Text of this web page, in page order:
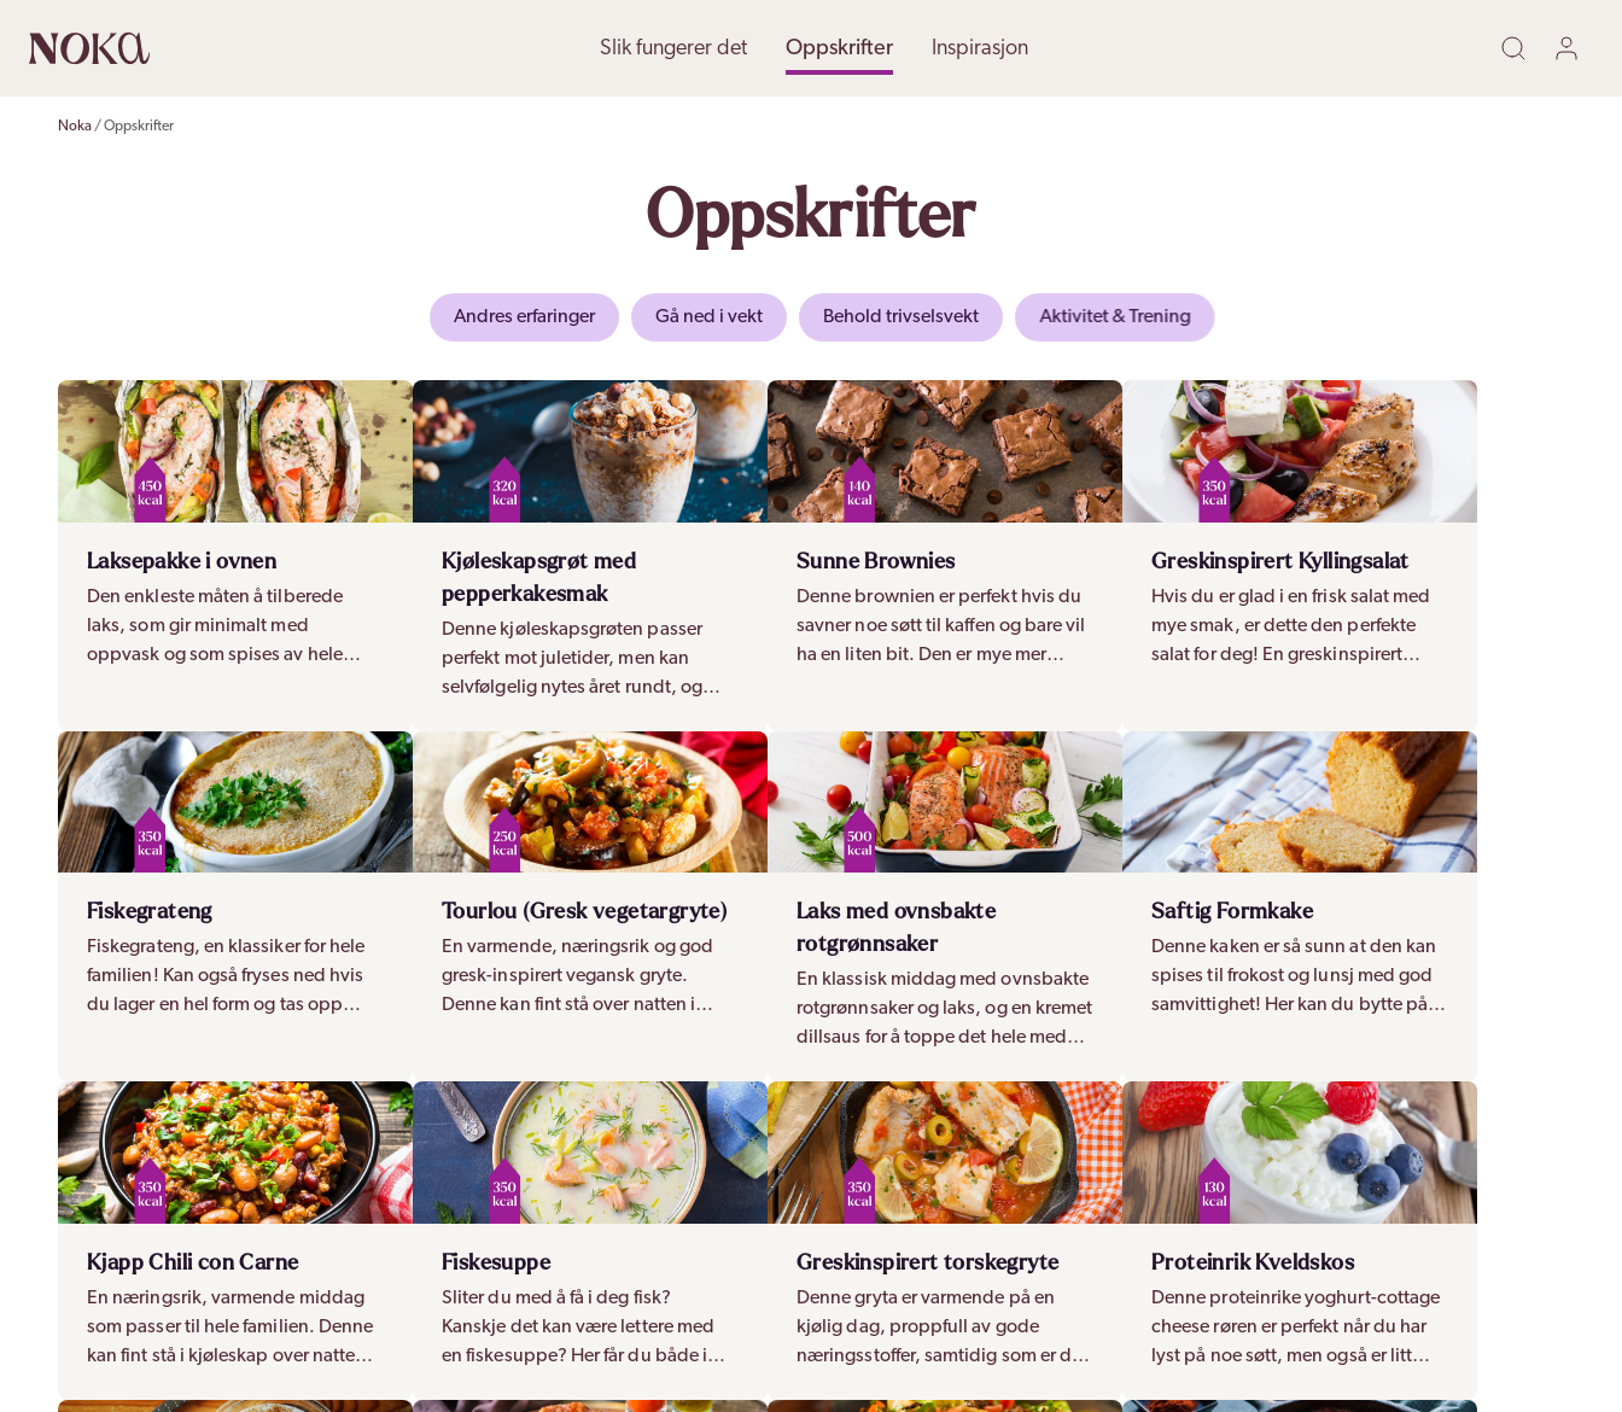
Slik fungerer det Oppskrifter Inspirasjon
Noka Oppskrifter
Oppskrifter
Andres erfaringer Gå ned i vekt Behold trivselsvekt Aktivitet & Trening
Laksepakke i ovnen
Den enkleste måten å tilberede
laks, som gir minimalt med
oppvask og som spises av hele
Kjøleskapsgrøt med
pepperkakesmak
Denne kjøleskapsgrøten passer
perfekt mot juletider, men kan
selvfølgelig nytes året rundt, og
variasjon!
Sunne Brownies
Denne brownien er perfekt hvis du
savner noe søtt til kaffen og bare vil
ha en liten bit. Den er mye mer
Greskinspirert Kyllingsalat
Hvis du er glad i en frisk salat med
mye smak, er dette den perfekte
salat for deg! En greskinspirert
Fiskegrateng
Fiskegrateng, en klassiker for hele
familien! Kan også fryses ned hvis
du lager en hel form og tas opp
Tourlou (Gresk vegetargryte)
En varmende, næringsrik og god
gresk-inspirert vegansk gryte.
Denne kan fint stå over natten i
Laks med ovnsbakte
rotgrønnsaker
En klassisk middag med ovnsbakte
rotgrønnsaker og laks, og en kremet
dillsaus for å toppe det hele med
Saftig Formkake
Denne kaken er så sunn at den kan
spises til frokost og lunsj med god
samvittighet! Her kan du bytte på
Kjapp Chili con Carne
En næringsrik, varmende middag
som passer til hele familien. Denne
kan fint stå i kjøleskap over natten
Fiskesuppe
Sliter du med å få i deg fisk?
Kanskje det kan være lettere med
en fiskesuppe? Her får du både i
Greskinspirert torskegryte
Denne gryta er varmende på en
kjølig dag, proppfull av gode
næringsstoffer, samtidig som er den
Proteinrik Kveldskos
Denne proteinrike yoghurt-cottage
cheese røren er perfekt når du har
lyst på noe søtt, men også er litt